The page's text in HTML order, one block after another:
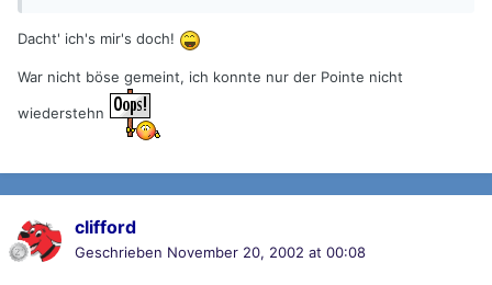
Dacht' ich's mir's doch!
War nicht böse gemeint, ich konnte nur der Pointe nicht
wiederstehn
clifford
Geschrieben November 20, 2002 at 00:08